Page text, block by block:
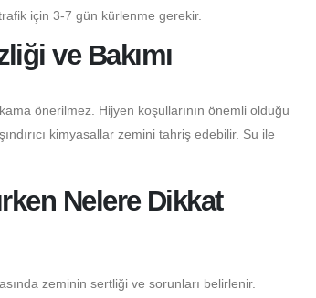
için 3-7 gün kürlenme gerekir.
ve Bakımı
önerilmez. Hijyen koşullarının önemli olduğu
kimyasallar zemini tahriş edebilir. Su ile
Nelere Dikkat
zeminin sertliği ve sorunları belirlenir.